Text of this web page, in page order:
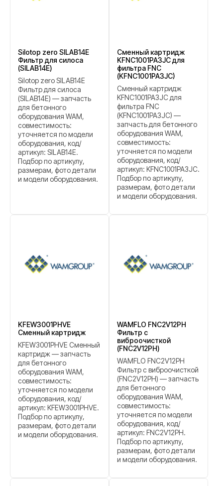
Silotop zero SILAB14E
Фильтр для силоса
(SILAB14E)
Silotop zero SILAB14E
Фильтр для силоса
(SILAB14E) — запчасть
для бетонного
оборудования WAM,
совместимость:
уточняется по модели
оборудования, код/
артикул: SILAB14E.
Подбор по артикулу,
размерам, фото детали
и модели оборудования.
Сменный картридж
KFNC1001PA3JC для
фильтра FNC
(KFNC1001PA3JC)
Сменный картридж
KFNC1001PA3JC для
фильтра FNC
(KFNC1001PA3JC) —
запчасть для бетонного
оборудования WAM,
совместимость:
уточняется по модели
оборудования, код/
артикул: KFNC1001PA3JC.
Подбор по артикулу,
размерам, фото детали
и модели оборудования.
KFEW3001PHVE
Сменный картридж
KFEW3001PHVE Сменный
картридж — запчасть
для бетонного
оборудования WAM,
совместимость:
уточняется по модели
оборудования, код/
артикул: KFEW3001PHVE.
Подбор по артикулу,
размерам, фото детали
и модели оборудования.
WAMFLO FNC2V12PH
Фильтр с
виброочисткой
(FNC2V12PH)
WAMFLO FNC2V12PH
Фильтр с виброочисткой
(FNC2V12PH) — запчасть
для бетонного
оборудования WAM,
совместимость:
уточняется по модели
оборудования, код/
артикул: FNC2V12PH.
Подбор по артикулу,
размерам, фото детали
и модели оборудования.